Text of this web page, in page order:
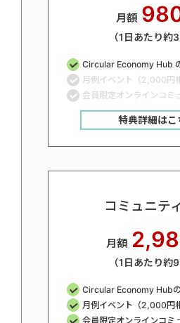
月額
（1日あたり約
Circular Economy Hub
月例イベント（2,000円
会員限定オンラインコミ
特典詳細はこ
コミュニテ
月額
（1日あたり約
Circular Economy Hub
月例イベント（2,000円
会員限定オンラインコミ